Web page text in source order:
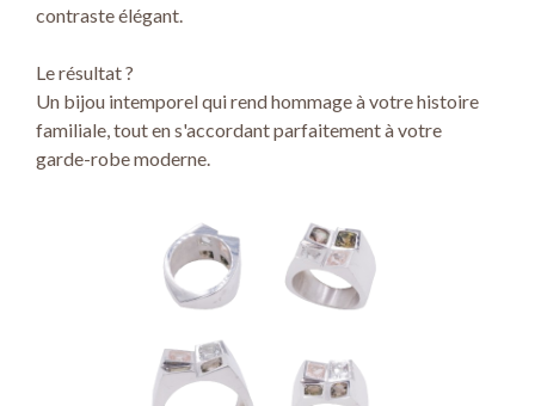
contraste élégant.
Le résultat ?
Un bijou intemporel qui rend hommage à votre histoire
familiale, tout en s'accordant parfaitement à votre
garde-robe moderne.